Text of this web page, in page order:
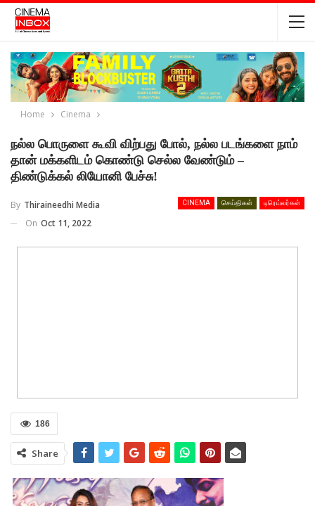
Home Cinema
நல்ல பொருளை கூவி விற்பது போல், நல்ல படங்களை நாம்
தான் மக்களிடம் கொண்டு செல்ல வேண்டும் –
திண்டுக்கல் லியோனி பேச்சு!
CINEMA செய்திகள் டிரெய்லர்கள்
By Thiraineedhi Media
On Oct 11, 2022
186
Share